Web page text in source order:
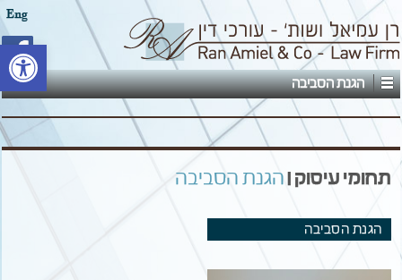
פתח
הגנת הסביבה
Eng
תחומי עיסוק |הגנת הסביבה
הגנת הסביבה